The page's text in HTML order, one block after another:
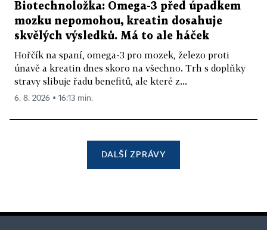
Biotechnoložka: Omega-3 před úpadkem
mozku nepomohou, kreatin dosahuje
skvělých výsledků. Má to ale háček
Hořčík na spaní, omega-3 pro mozek, železo proti
únavě a kreatin dnes skoro na všechno. Trh s doplňky
stravy slibuje řadu benefitů, ale které z...
6. 8. 2026 ▪ 16:13 min.
DALŠÍ ZPRÁVY